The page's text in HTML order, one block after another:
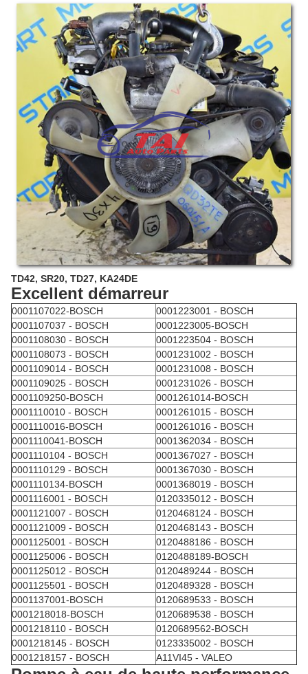
TD42, SR20, TD27, KA24DE
Excellent démarreur
0001107022-BOSCH
0001223001 - BOSCH
0001107037 - BOSCH
0001223005-BOSCH
0001108030 - BOSCH
0001223504 - BOSCH
0001108073 - BOSCH
0001231002 - BOSCH
0001109014 - BOSCH
0001231008 - BOSCH
0001109025 - BOSCH
0001231026 - BOSCH
0001109250-BOSCH
0001261014-BOSCH
0001110010 - BOSCH
0001261015 - BOSCH
0001110016-BOSCH
0001261016 - BOSCH
0001110041-BOSCH
0001362034 - BOSCH
0001110104 - BOSCH
0001367027 - BOSCH
0001110129 - BOSCH
0001367030 - BOSCH
0001110134-BOSCH
0001368019 - BOSCH
0001116001 - BOSCH
0120335012 - BOSCH
0001121007 - BOSCH
0120468124 - BOSCH
0001121009 - BOSCH
0120468143 - BOSCH
0001125001 - BOSCH
0120488186 - BOSCH
0001125006 - BOSCH
0120488189-BOSCH
0001125012 - BOSCH
0120489244 - BOSCH
0001125501 - BOSCH
0120489328 - BOSCH
0001137001-BOSCH
0120689533 - BOSCH
0001218018-BOSCH
0120689538 - BOSCH
0001218110 - BOSCH
0120689562-BOSCH
0001218145 - BOSCH
0123335002 - BOSCH
0001218157 - BOSCH
A11VI45 - VALEO